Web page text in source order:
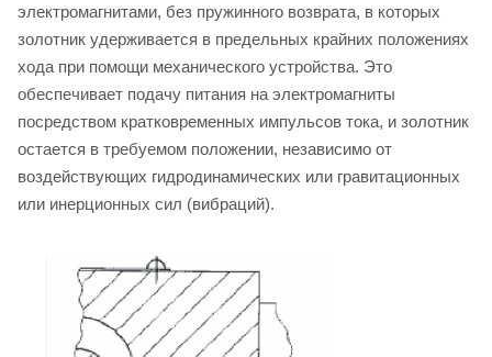
электромагнитами, без пружинного возврата, в которых
золотник удерживается в предельных крайних положениях
хода при помощи механического устройства. Это
обеспечивает подачу питания на электромагниты
посредством кратковременных импульсов тока, и золотник
остается в требуемом положении, независимо от
воздействующих гидродинамических или гравитационных
или инерционных сил (вибраций).